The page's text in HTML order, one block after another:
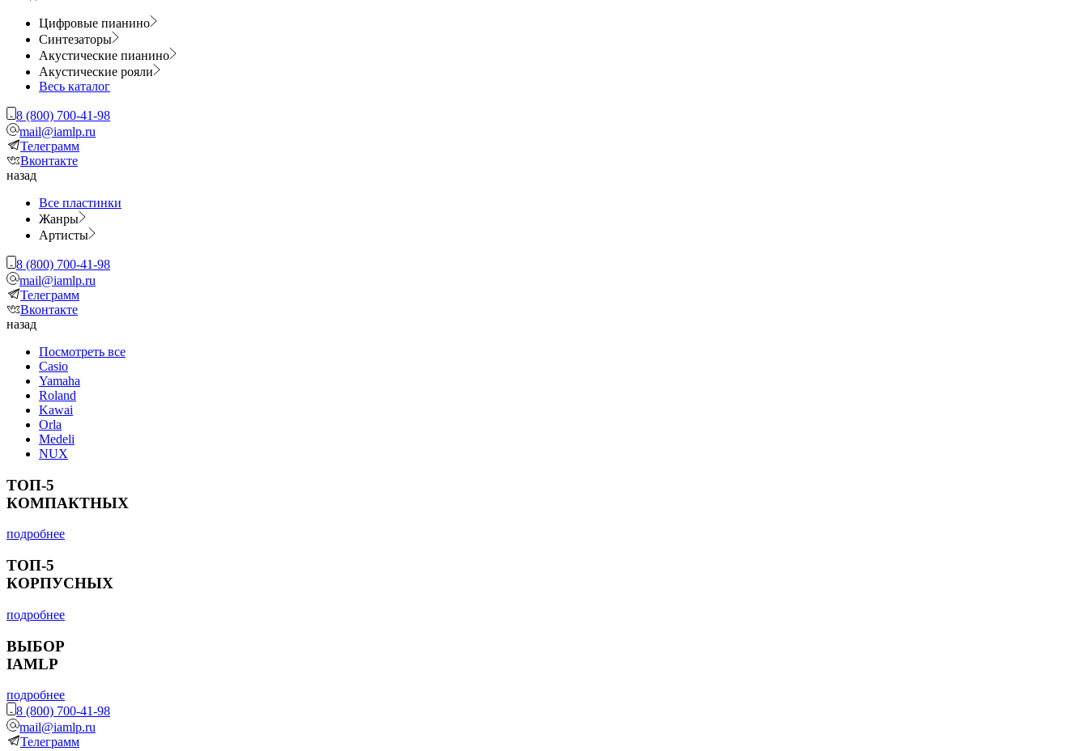
Цифровые пианино
Синтезаторы
Акустические пианино
Акустические рояли
Весь каталог
8 (800) 700-41-98
mail@iamlp.ru
Телеграмм
Вконтакте
назад
Все пластинки
Жанры
Артисты
8 (800) 700-41-98
mail@iamlp.ru
Телеграмм
Вконтакте
назад
Посмотреть все
Casio
Yamaha
Roland
Kawai
Orla
Medeli
NUX
ТОП-5
КОМПАКТНЫХ
подробнее
ТОП-5
КОРПУСНЫХ
подробнее
ВЫБОР
IAMLP
подробнее
8 (800) 700-41-98
mail@iamlp.ru
Телеграмм